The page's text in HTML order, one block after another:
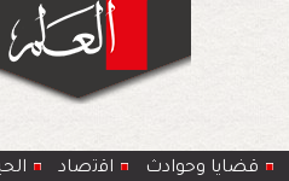
قضايا وحوادث اﻗﺗﺻﺎد